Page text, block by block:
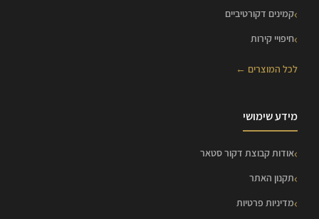
קמינים דקורטיביים
חיפויי קירות
לכל המוצרים ←
מידע שימושי
אודות קבוצת דקור סטאר
תקנון האתר
מדיניות פרטיות